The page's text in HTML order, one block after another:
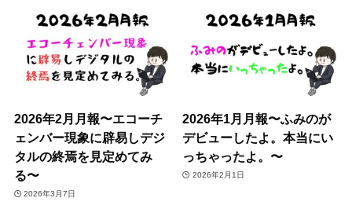
2026年2月月報〜エコーチ
ェンバー現象に辟易しデジ
タルの終焉を見定めてみ
る〜
2026年3月7日
2026年1月月報〜ふみのが
デビューしたよ。本当にい
っちゃったよ。〜
2026年2月1日